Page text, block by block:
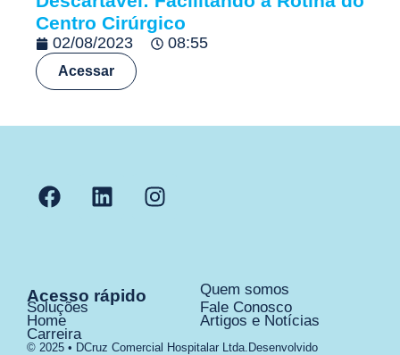
Centro Cirúrgico
02/08/2023 08:55
Acessar
Acesso rápido
Soluções
Home
Carreira
Quem somos
Fale Conosco
Artigos e Notícias
© 2025 • DCruz Comercial Hospitalar Ltda. Desenvolvido